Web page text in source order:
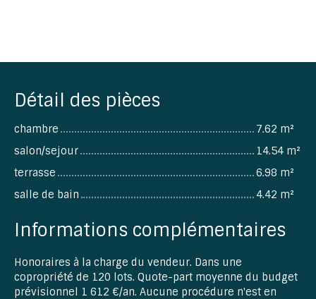
Détail des pièces
chambre
7.62 m²
salon/sejour
14.54 m²
terrasse
6.98 m²
salle de bain
4.42 m²
Informations complémentaires
Honoraires à la charge du vendeur. Dans une
copropriété de 120 lots. Quote-part moyenne du budget
prévisionnel 1 612 €/an. Aucune procédure n'est en